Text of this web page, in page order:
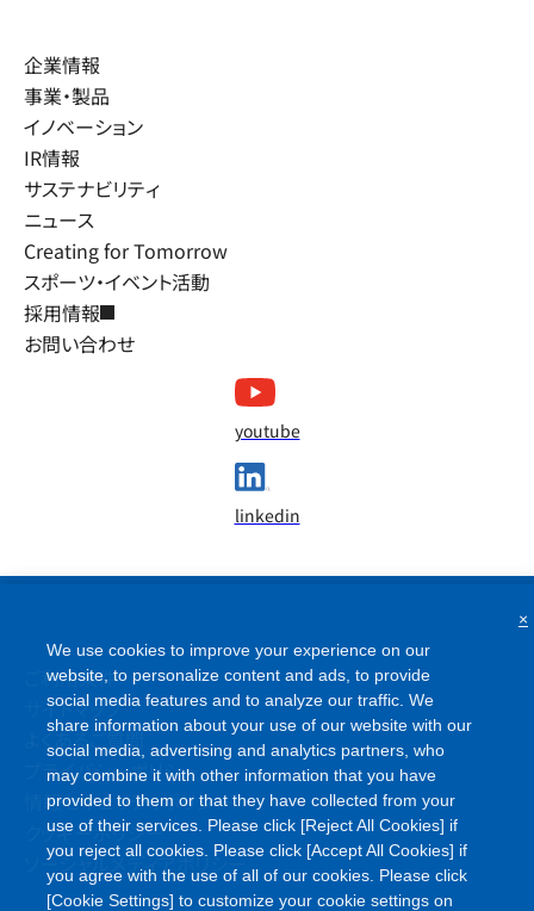
企業情報
事業・製品
イノベーション
IR情報
サステナビリティ
ニュース
Creating for Tomorrow
スポーツ・イベント活動
採用情報
お問い合わせ
youtube
linkedin
ご利用条件
サイトマップ
よくあるご質問
プライバシーポリシー
情報セキュリティポリシー
クッキーポリシー
ソーシャルメディアポリシー
We use cookies to improve your experience on our
website, to personalize content and ads, to provide
social media features and to analyze our traffic. We
share information about your use of our website with our
social media, advertising and analytics partners, who
may combine it with other information that you have
provided to them or that they have collected from your
use of their services. Please click [Reject All Cookies] if
you reject all cookies. Please click [Accept All Cookies] if
you agree with the use of all of our cookies. Please click
[Cookie Settings] to customize your cookie settings on
×